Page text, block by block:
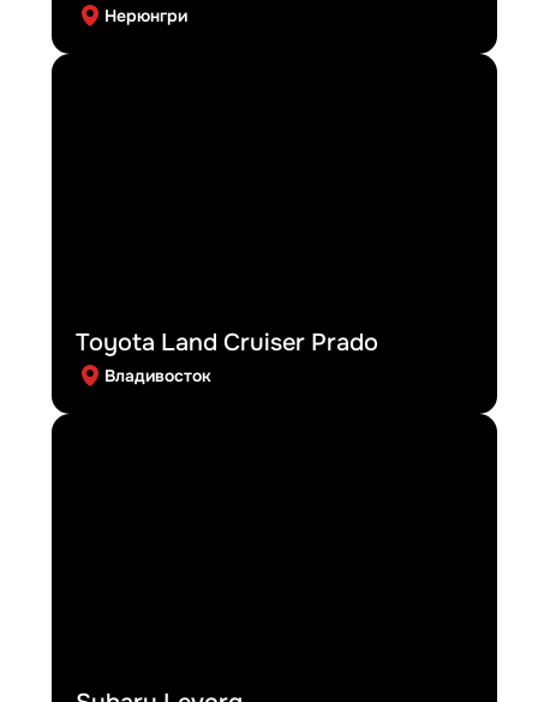
Нерюнгри
Toyota Land Cruiser Prado
Владивосток